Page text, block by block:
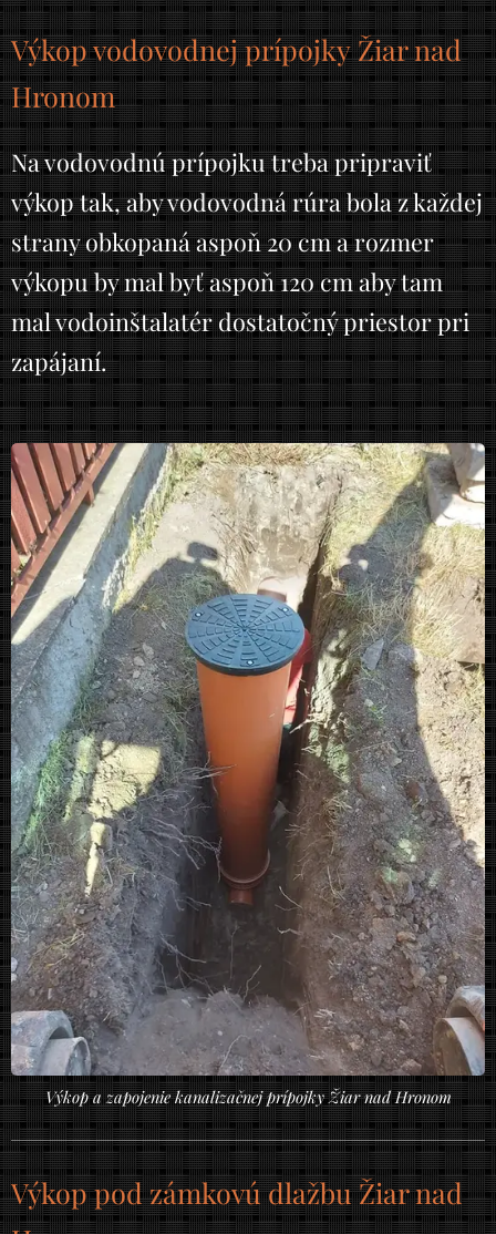
Výkop vodovodnej prípojky Žiar nad
Hronom
Na vodovodnú prípojku treba pripraviť
výkop tak, aby vodovodná rúra bola z každej
strany obkopaná aspoň 20 cm a rozmer
výkopu by mal byť aspoň 120 cm aby tam
mal vodoinštalatér dostatočný priestor pri
zapájaní.
Výkop a zapojenie kanalizačnej prípojky Žiar nad Hronom
Výkop pod zámkovú dlažbu Žiar nad